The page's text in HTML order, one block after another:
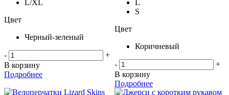
L/ХL
Цвет
Черный-зеленый
-
+
В корзину
Подробнее
L
S
Цвет
Коричневый
-
+
В корзину
Подробнее